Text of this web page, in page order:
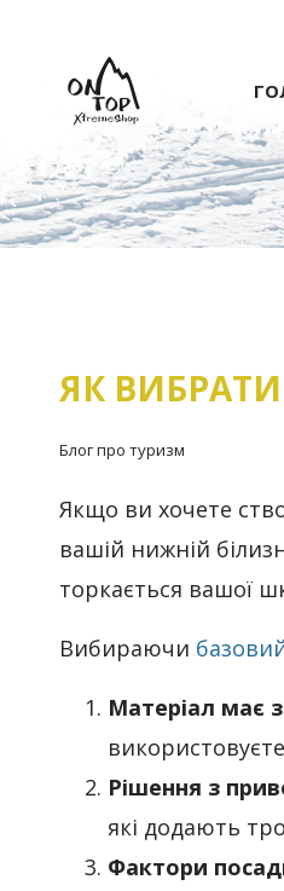
ЯК
Блог про туризм
Якщо ви хочете
вашій нижній
торкається вашої
Вибираючи
Матеріал має
Рішення з
які додають
Фактори